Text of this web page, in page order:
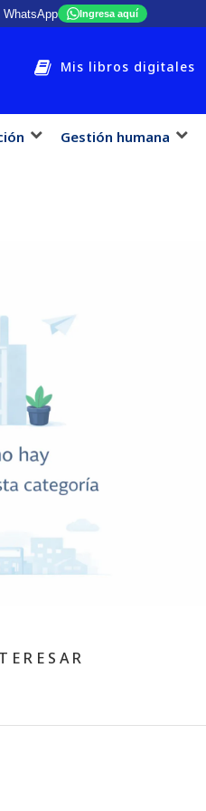
Ingresa aquí
Mis libros digitales
Gestión humana